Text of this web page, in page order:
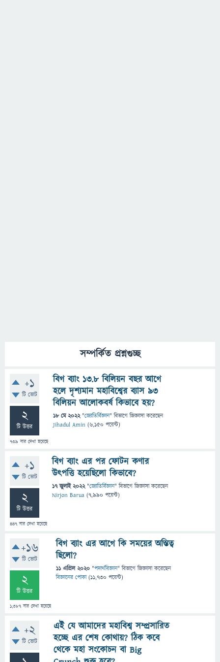
সম্পর্কিত প্রশ্নগুচ্ছ
+1
টি ভোট
2
টি উত্তর
739 বার দেখা হয়েছে
বিগ ব্যাং ১৩.৮ বিলিয়ন বছর আগে
হলে দৃশ্যমান মহাবিশ্বের ব্যাস ৯৩
বিলিয়ন আলোকবর্ষ কিভাবে হয়?
18 মে 2022 "জ্যোতির্বিজ্ঞান" বিভাগে জিজ্ঞাসাকরেছেন
Jihadul Amin (6,150 পয়েন্ট)
+1
টি ভোট
2
টি উত্তর
447 বার দেখা হয়েছে
বিগ ব্যাং এর পর ফোটন কণার
উৎপত্তি হয়েছিলো কিভাবে?
17 জুলাই 2022 "জ্যোতির্বিজ্ঞান" বিভাগে জিজ্ঞাসাকরেছেন
Nirjon Barua (7,990 পয়েন্ট)
+16
টি ভোট
2
টি উত্তর
1,387 বার দেখা হয়েছে
বিগ ব্যাং এর আগে কি সময়ের অস্তিত্ব
ছিলো?
11 এপ্রিল 2020 "পদার্থবিজ্ঞান" বিভাগে জিজ্ঞাসাকরেছেন
বিজ্ঞানের পোকা (11,730 পয়েন্ট)
+2
টি ভোট
এই যে আমাদের মহাবিশ্ব সম্প্রসারিত
হচ্ছে এর শেষ কোথায়? ঠিক কবে
থেকে মহা সংকোচন বা Big